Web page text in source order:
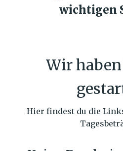
wichtigen
Wir
Hier findest du die